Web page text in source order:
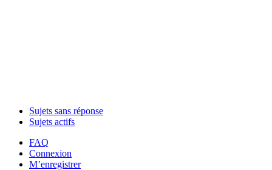
Sujets sans réponse
Sujets actifs
FAQ
Connexion
M’enregistrer